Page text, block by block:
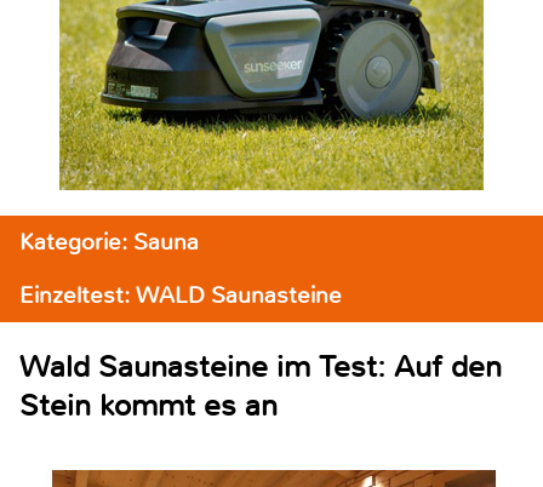
Kategorie: Sauna
Einzeltest: WALD Saunasteine
Wald Saunasteine im Test: Auf den
Stein kommt es an